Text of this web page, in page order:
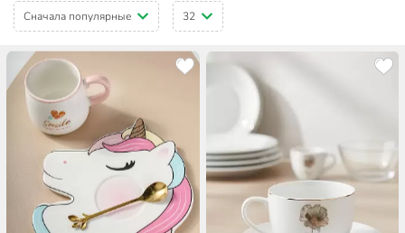
Сначала популярные 32